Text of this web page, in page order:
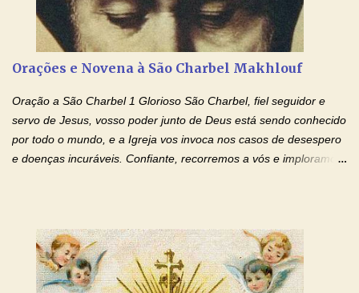
Glória… Amável protetor meu, o estudo geralmente é difícil, duro
e entediante para mim. Tu podes deixar tudo isso mais fácil e
esforço maior em meus estudos e uma vida mais digna de tua
santidade. Glória… Deus, que quiseste atrair tudo a teu unigênito
Filho, que foi crucificado, permite que, pelos méritos e exemplos
de te...
Orações e Novena à São Charbel Makhlouf
Oração a São Charbel 1 Glorioso São Charbel, fiel seguidor e
servo de Jesus, vosso poder junto de Deus está sendo conhecido
por todo o mundo, e a Igreja vos invoca nos casos de desespero
e doenças incuráveis. Confiante, recorremos a vós e imploramos
Queremos sempre lembrar-nos deste favor, da vossa intercessão
e invocar-vos como nosso patrono, para maior glória de Deus e o
bem de nossas almas. São Charbel! Rogai por Nós e por todos